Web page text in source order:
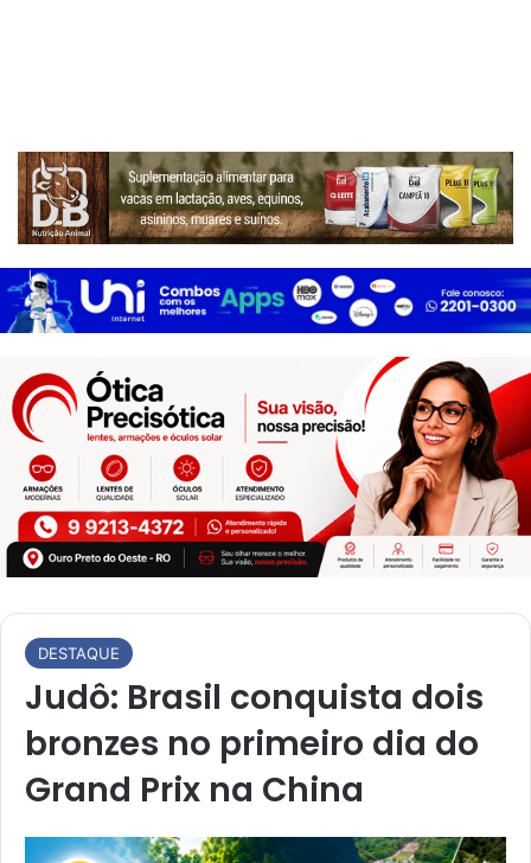
DESTAQUE
Judô: Brasil conquista dois
bronzes no primeiro dia do
Grand Prix na China